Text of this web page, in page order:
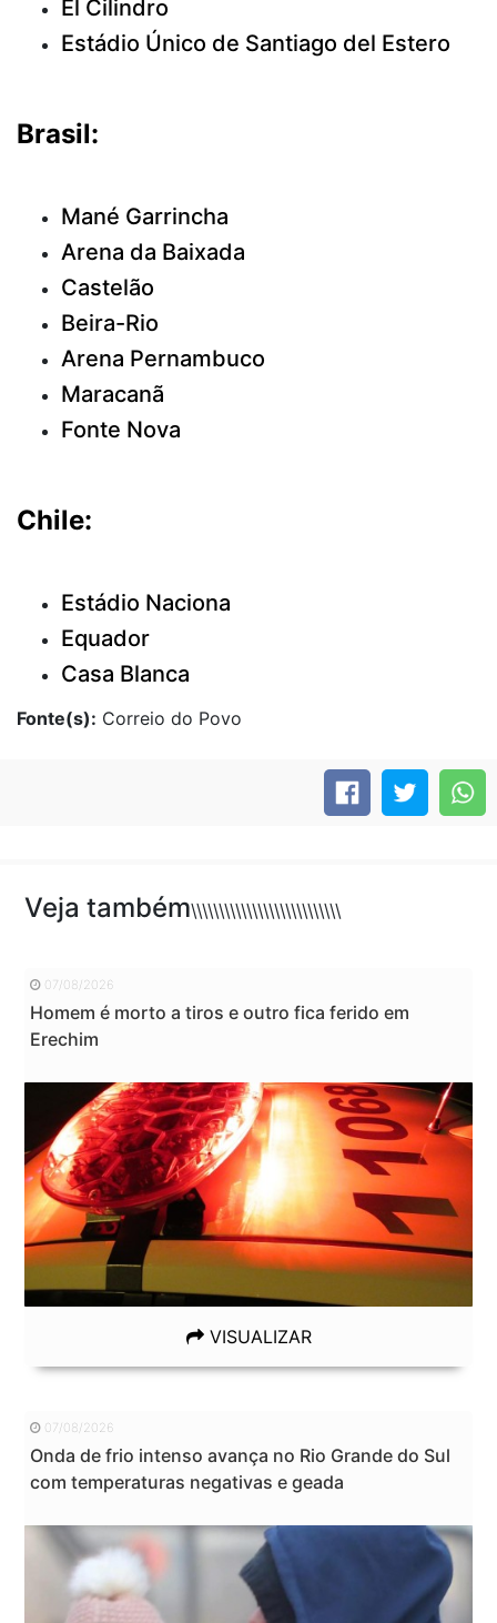
El Cilindro
Estádio Único de Santiago del Estero
Brasil:
Mané Garrincha
Arena da Baixada
Castelão
Beira-Rio
Arena Pernambuco
Maracanã
Fonte Nova
Chile:
Estádio Naciona
Equador
Casa Blanca
Fonte(s): Correio do Povo
Veja também\\\\\\\\\\\\\\\\\\\\\\\\\\\
07/08/2026
Homem é morto a tiros e outro fica ferido em
Erechim
VISUALIZAR
07/08/2026
Onda de frio intenso avança no Rio Grande do Sul
com temperaturas negativas e geada